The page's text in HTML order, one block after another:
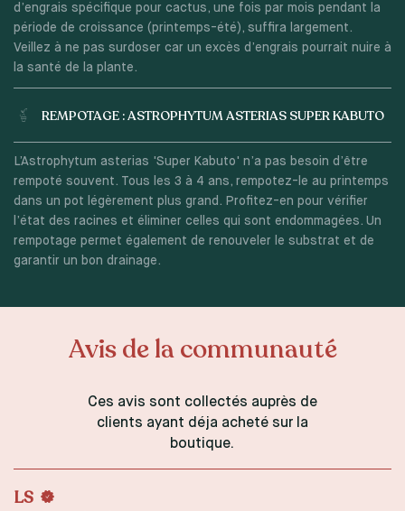
d’engrais spécifique pour cactus, une fois par mois pendant la
période de croissance (printemps-été), suffira largement.
Veillez à ne pas surdoser car un excès d’engrais pourrait nuire à
la santé de la plante.
REMPOTAGE : ASTROPHYTUM ASTERIAS SUPER KABUTO
L’Astrophytum asterias 'Super Kabuto' n’a pas besoin d’être
rempoté souvent. Tous les 3 à 4 ans, rempotez-le au printemps
dans un pot légèrement plus grand. Profitez-en pour vérifier
l’état des racines et éliminer celles qui sont endommagées. Un
rempotage permet également de renouveler le substrat et de
garantir un bon drainage.
Avis de la communauté
Ces avis sont collectés auprès de
clients ayant déja acheté sur la
boutique.
LS